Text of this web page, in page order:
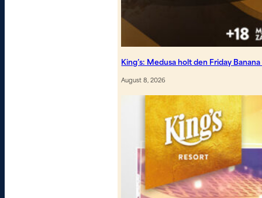
King’s: Medusa holt den Friday
August 8, 2026